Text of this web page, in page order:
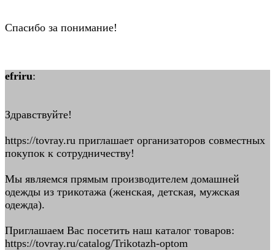
Спасибо за понимание!
efriru:
Здравствуйте!
https://tovray.ru приглашает организаторов совместных
покупок к сотрудничеству!
Мы являемся прямым производителем домашней
одежды из трикотажа (женская, детская, мужская
одежда).
Приглашаем Вас посетить наш каталог товаров:
https://tovray.ru/catalog/Trikotazh-optom